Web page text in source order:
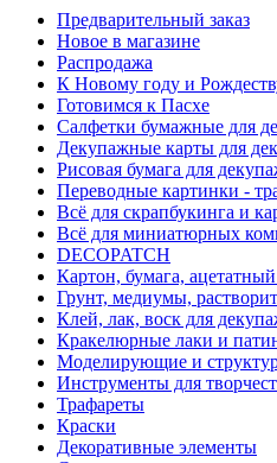
Предварительный заказ
Новое в магазине
Распродажа
К Новому году и
Готовимся к Пасхе
Салфетки бумажные для
Декупажные карты для
Рисовая бумага для
Переводные картинки -
Всё для скрапбукинга и
Всё для миниатюрных
DECOPATCH
Картон, бумага,
Грунт, медиумы,
Клей, лак, воск для
Кракелюрные лаки и
Моделирующие и
Инструменты для
Трафареты
Краски
Декоративные элементы